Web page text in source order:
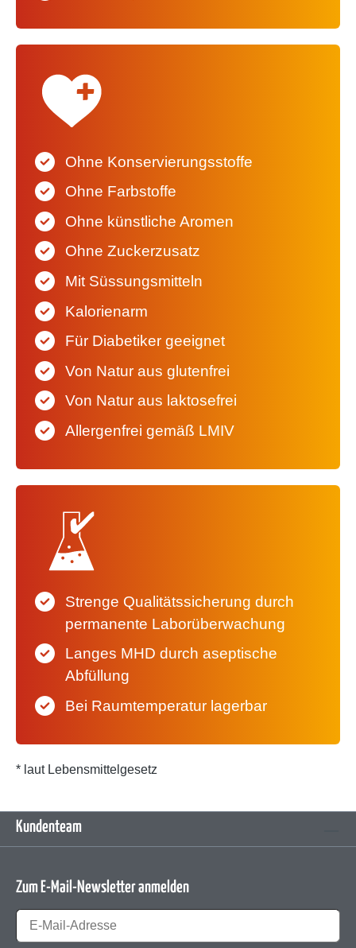
Ohne Konservierungsstoffe
Ohne Farbstoffe
Ohne künstliche Aromen
Ohne Zuckerzusatz
Mit Süssungsmitteln
Kalorienarm
Für Diabetiker geeignet
Von Natur aus glutenfrei
Von Natur aus laktosefrei
Allergenfrei gemäß LMIV
Strenge Qualitätssicherung durch
permanente Laborüberwachung
Langes MHD durch aseptische
Abfüllung
Bei Raumtemperatur lagerbar
* laut Lebensmittelgesetz
Kundenteam
Zum E-Mail-Newsletter anmelden